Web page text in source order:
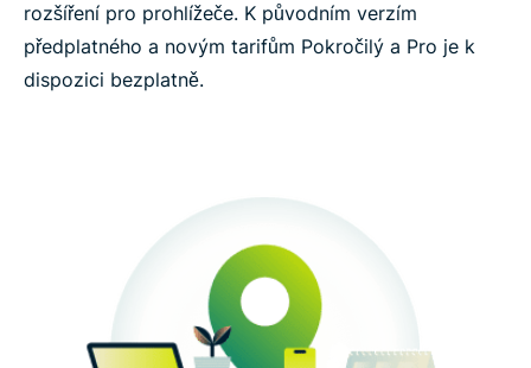
rozšíření pro prohlížeče. K původním verzím
předplatného a novým tarifům Pokročilý a Pro je k
dispozici bezplatně.